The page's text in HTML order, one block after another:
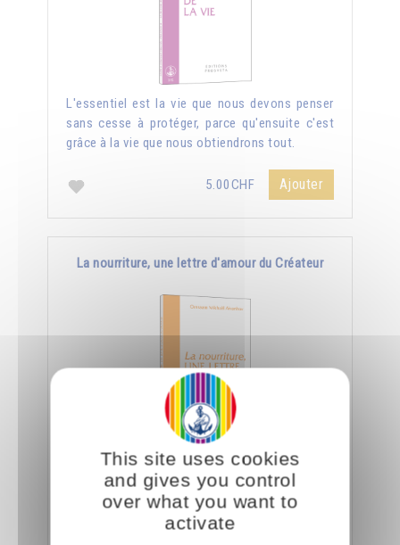
L'essentiel est la vie que nous devons penser
sans cesse à protéger, parce qu'ensuite c'est
grâce à la vie que nous obtiendrons tout.
5.00CHF Ajouter
La nourriture, une lettre d'amour du Créateur
Le jour où nous aurons appris à manger
consciemment, nous saurons déchiffrer tout ce
que le Créateur nous dit à travers la nourriture.
This site uses cookies
and gives you control
over what you want to
activate